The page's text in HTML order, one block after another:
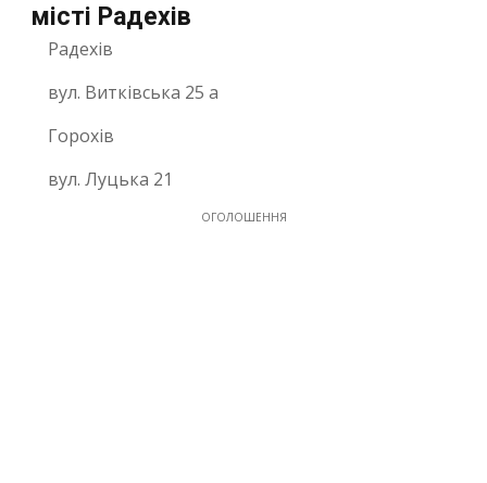
місті Радехів
Радехів
вул. Витківська 25 а
Горохів
вул. Луцька 21
ОГОЛОШЕННЯ